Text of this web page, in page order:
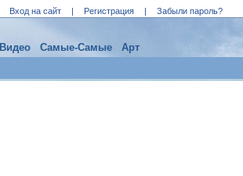
Вход на сайт | Регистрация | Забыли пароль?
Видео Самые-Самые Арт